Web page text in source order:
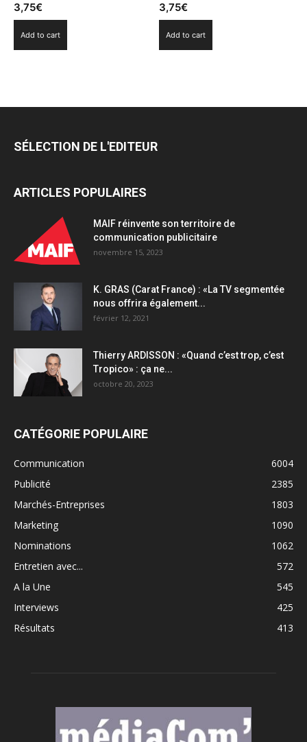
3,75€
Add to cart
3,75€
Add to cart
SÉLECTION DE L'EDITEUR
ARTICLES POPULAIRES
MAIF réinvente son territoire de
communication publicitaire
novembre 15, 2023
K. GRAS (Carat France) : «La TV segmentée
nous offrira également...
février 12, 2021
Thierry ARDISSON : «Quand c’est trop, c’est
Tropico» : ça ne...
octobre 20, 2023
CATÉGORIE POPULAIRE
Communication
6004
Publicité
2385
Marchés-Entreprises
1803
Marketing
1090
Nominations
1062
Entretien avec...
572
A la Une
545
Interviews
425
Résultats
413